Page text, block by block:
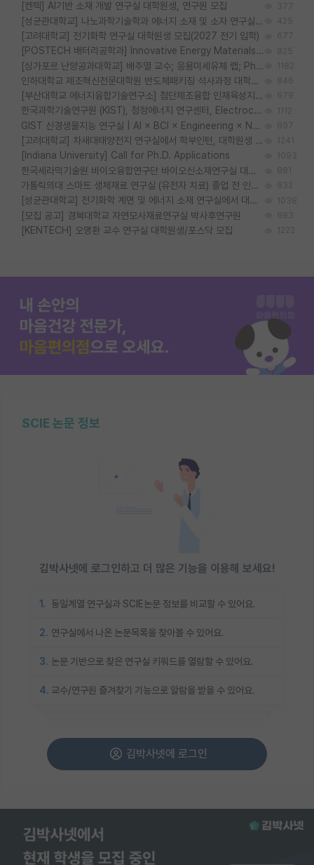
[켄텍] AI기반 소재 개발 연구실 대학원생, 연구원 모집 377
[성균관대학교] 나노과학기술학과 에너지 소재 및 소자 연구실 대학원생 모집 425
[고려대학교] 전기화학 연구실 대학원생 모집(2027 전기 입학) 677
[POSTECH 배터리공학과] Innovative Energy Materials Lab 대학원생 모집 (특성화대학원) 825
[싱가포르 난양공과대학교] 배주열 교수; 응용미세유체 랩; PhD/Postdoc/Visiting 모집 1182
인하대학교 제조혁신전문대학원 반도체패키징 석사과정 대학원생 모집 846
[부산대학교 에너지융합기술연구소] 첨단제조융합 인재육성지원 박사후연구원 채용 (이진홍 교수님 연구실) 679
한국과학기술연구원 (KIST), 청정에너지 연구센터, Electrochemical Materials and Devices (Emd) Lab에서 학생을 모집합니다. (연,고대) 1112
GIST 신경생물지능 연구실 | AI × BCI × Engineering × Neuroscience 이노코어 Post-doc 모집 897
[고려대학교] 차새대태양전지 연구실에서 학부인턴, 대학원생 및 Post.Doc.을 모집합니다. 1241
[Indiana University] Call for Ph.D. Applications 1093
한국세라믹기술원 바이오융합연구단 바이오신소재연구실 대학원생/학부인턴 모집 881
가톨릭의대 스마트 생체재료 연구실 (유전자 치료) 졸업 전 인턴 및 대학원생 모집 932
[성균관대학교] 전기화학 계면 및 에너지 소재 연구실에서 대학원생을 모집합니다. 1038
[모집 공고] 경북대학교 자연모사재료연구실 박사후연구원 693
[KENTECH] 오명환 교수 연구실 대학원생/포스닥 모집 1222
SCIE 논문 정보
김박사넷에 로그인하고 더 많은 기능을 이용해 보세요!
1. 동일계열 연구실과 SCIE논문 정보를 비교할 수 있어요.
2. 연구실에서 나온 논문목록을 찾아볼 수 있어요.
3. 논문 기반으로 찾은 연구실 키워드를 열람할 수 있어요.
4. 교수/연구원 즐겨찾기 기능으로 알람을 받을 수 있어요.
김박사넷에 로그인